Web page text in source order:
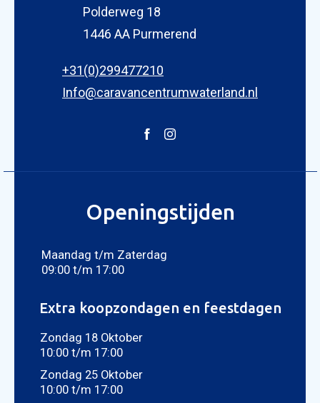
Foto bijvoegen
Polderweg 18
1446 AA Purmerend
+31(0)299477210
Info@caravancentrumwaterland.nl
Openingstijden
Maandag t/m Zaterdag
09:00 t/m 17:00
Extra koopzondagen en feestdagen
Zondag 18 Oktober
10:00 t/m 17:00
Zondag 25 Oktober
10:00 t/m 17:00